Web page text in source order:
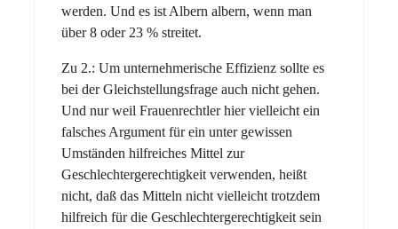
werden. Und es ist Albern albern, wenn man
über 8 oder 23 % streitet.
Zu 2.: Um unternehmerische Effizienz sollte es
bei der Gleichstellungsfrage auch nicht gehen.
Und nur weil Frauenrechtler hier vielleicht ein
falsches Argument für ein unter gewissen
Umständen hilfreiches Mittel zur
Geschlechtergerechtigkeit verwenden, heißt
nicht, daß das Mitteln nicht vielleicht trotzdem
hilfreich für die Geschlechtergerechtigkeit sein